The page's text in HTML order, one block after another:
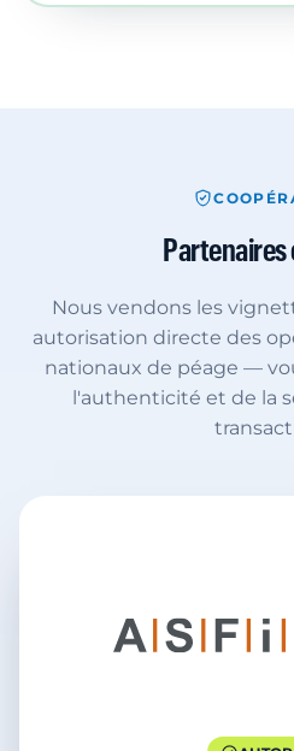
Nous vendons les
autorisation directe des
nationaux de péage —
l'authenticité et de la